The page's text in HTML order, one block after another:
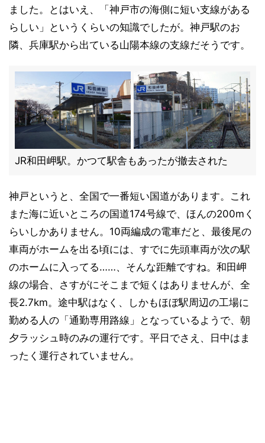
ました。とはいえ、「神戸市の海側に短い支線がある
らしい」というくらいの知識でしたが。神戸駅のお
隣、兵庫駅から出ている山陽本線の支線だそうです。
JR和田岬駅。かつて駅舎もあったが撤去された
神戸というと、全国で一番短い国道があります。これ
また海に近いところの国道174号線で、ほんの200mく
らいしかありません。10両編成の電車だと、最後尾の
車両がホームを出る頃には、すでに先頭車両が次の駅
のホームに入ってる……、そんな距離ですね。和田岬
線の場合、さすがにそこまで短くはありませんが、全
長2.7km。途中駅はなく、しかもほぼ駅周辺の工場に
勤める人の「通勤専用路線」となっているようで、朝
夕ラッシュ時のみの運行です。平日でさえ、日中はま
ったく運行されていません。